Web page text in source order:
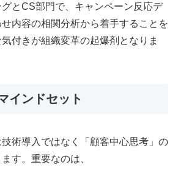
とCS部門で、キャンペーン反応デ
内容の相関分析から着手することを
付きが組織変革の起爆剤となりま
インドセット
術導入ではなく「顧客中心思考」の
す。重要なのは、